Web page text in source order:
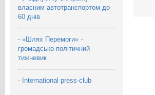
власним автотранспортом до
60 днів
- «Шлях Перемоги» -
громадсько-політичний
тижневик
- International press-club